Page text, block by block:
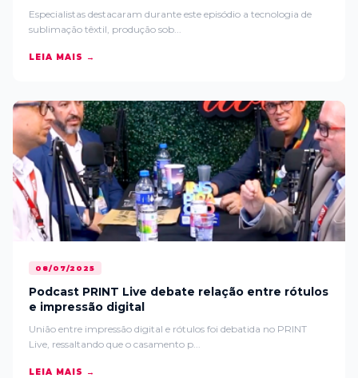
Especialistas destacaram durante este episódio a tecnologia de
sublimação têxtil, produção sob...
LEIA MAIS →
08/07/2025
Podcast PRINT Live debate relação entre rótulos
e impressão digital
União entre impressão digital e rótulos foi debatida no PRINT
Live, ressaltando que o casamento p...
LEIA MAIS →